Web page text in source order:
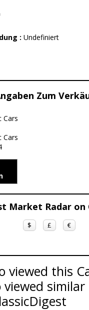
: Undefiniert
Zum
Cars
Cars
Market Radar on
$ £ €
viewed this
similar